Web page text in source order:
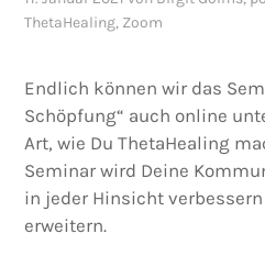
ThetaHealing, Zoom
Endlich können wir das
Schöpfung“ auch online
Art, wie Du ThetaHealing
Seminar wird Deine
in jeder Hinsicht
erweitern.